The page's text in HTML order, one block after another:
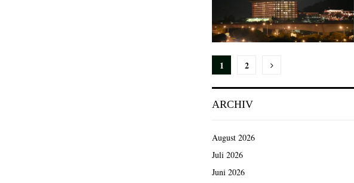
Seitennummerierung
der
Beiträge
1 2
ARCHIV
August 2026
Juli 2026
Juni 2026